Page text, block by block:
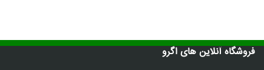
فروشگاه آنلاین های اگرو